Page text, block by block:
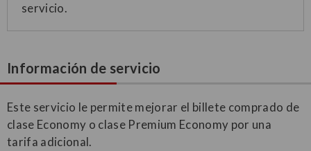
servicio.
Información de servicio
Este servicio le permite mejorar el billete comprado de
clase Economy o clase Premium Economy por una
tarifa adicional.